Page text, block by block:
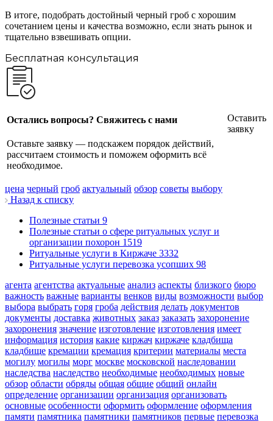
В итоге, подобрать достойный черный гроб с хорошим
сочетанием цены и качества возможно, если знать рынок и
тщательно взвешивать опции.
Бесплатная консультация
Остались вопросы? Свяжитесь с нами
Оставьте заявку — подскажем порядок действий,
рассчитаем стоимость и поможем оформить всё
необходимое.
Оставить
заявку
цена черный гроб актуальный обзор советы выбору
Назад к списку
Полезные статьи 9
Полезные статьи о сфере ритуальных услуг и
организации похорон 1519
Ритуальные услуги в Киржаче 3332
Ритуальные услуги перевозка усопших 98
агента агентства актуальные анализ аспекты близкого бюро
важность важные варианты венков виды возможности выбор
выбора выбрать горя гроба действия делать документов
документы доставка животных заказ заказать захоронение
захоронения значение изготовление изготовления имеет
информация история какие киржач киржаче кладбища
кладбище кремации кремация критерии материалы места
могилу могилы морг москве московской наследовании
наследства наследство необходимые необходимых новые
обзор области обряды общая общие общий онлайн
определение организации организация организовать
основные особенности оформить оформление оформления
памяти памятника памятники памятников первые перевозка